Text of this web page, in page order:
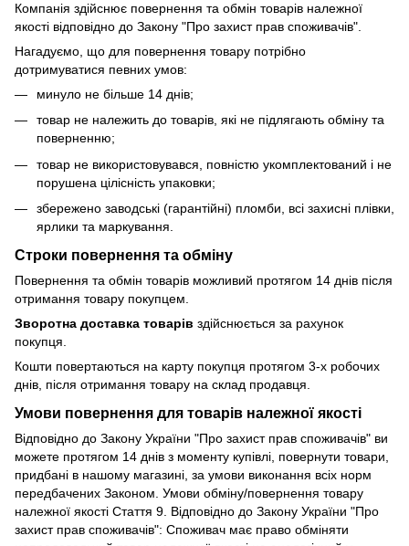
Компанія здійснює повернення та обмін товарів належної
якості відповідно до Закону "Про захист прав споживачів".
Нагадуємо, що для повернення товару потрібно
дотримуватися певних умов:
минуло не більше 14 днів;
товар не належить до товарів, які не підлягають обміну та
поверненню;
товар не використовувався, повністю укомплектований і не
порушена цілісність упаковки;
збережено заводські (гарантійні) пломби, всі захисні плівки,
ярлики та маркування.
Строки повернення та обміну
Повернення та обмін товарів можливий протягом 14 днів після
отримання товару покупцем.
Зворотна доставка товарів здійснюється за рахунок
покупця.
Кошти повертаються на карту покупця протягом 3-х робочих
днів, після отримання товару на склад продавця.
Умови повернення для товарів належної якості
Відповідно до Закону України "Про захист прав споживачів" ви
можете протягом 14 днів з моменту купівлі, повернути товари,
придбані в нашому магазині, за умови виконання всіх норм
передбачених Законом. Умови обміну/повернення товару
належної якості Стаття 9. Відповідно до Закону України "Про
захист прав споживачів": Споживач має право обміняти